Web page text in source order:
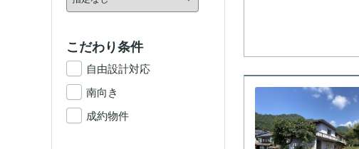
こだわり条件
自由設計対応
南向き
成約物件